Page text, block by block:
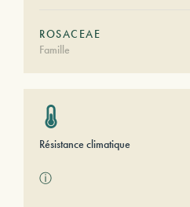
ROSACEAE
Famille
Résistance climatique
ⓘ